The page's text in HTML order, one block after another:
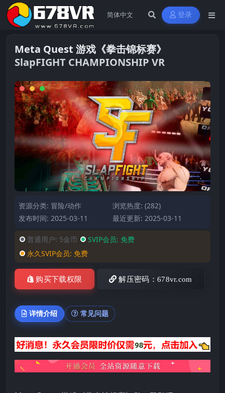
登录
Meta Quest 游戏《拳击锦标赛》
SlapFIGHT CHAMPIONSHIP VR
资源分类: 冒险/动作
浏览热度: (282)
发布时间: 2025-03-11
最近更新: 2025-03-11
普通用户: 5金币 SVIP会员: 免费
永久SVIP会员: 免费
购买下载权限 解压密码：678vr.com
详情介绍 常见问题